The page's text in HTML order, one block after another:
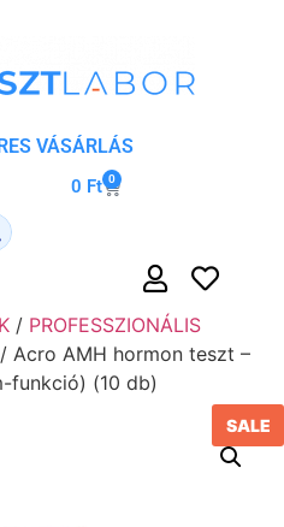
VÁSÁRLÁS
0 Ft 0
/ PROFESSZIONÁLIS
/ Acro AMH hormon teszt –
funkció) (10 db)
SALE